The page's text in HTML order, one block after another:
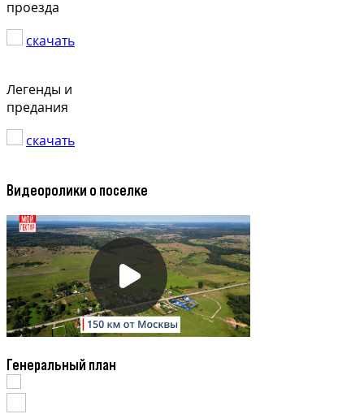
проезда
скачать
Легенды и
предания
скачать
Видеоролики о поселке
Генеральный план